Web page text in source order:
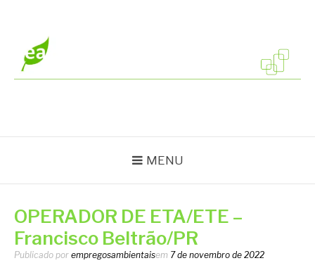
conteúdo
MENU
OPERADOR DE ETA/ETE –
Francisco Beltrão/PR
Publicado por empregosambientaisem 7 de novembro de 2022